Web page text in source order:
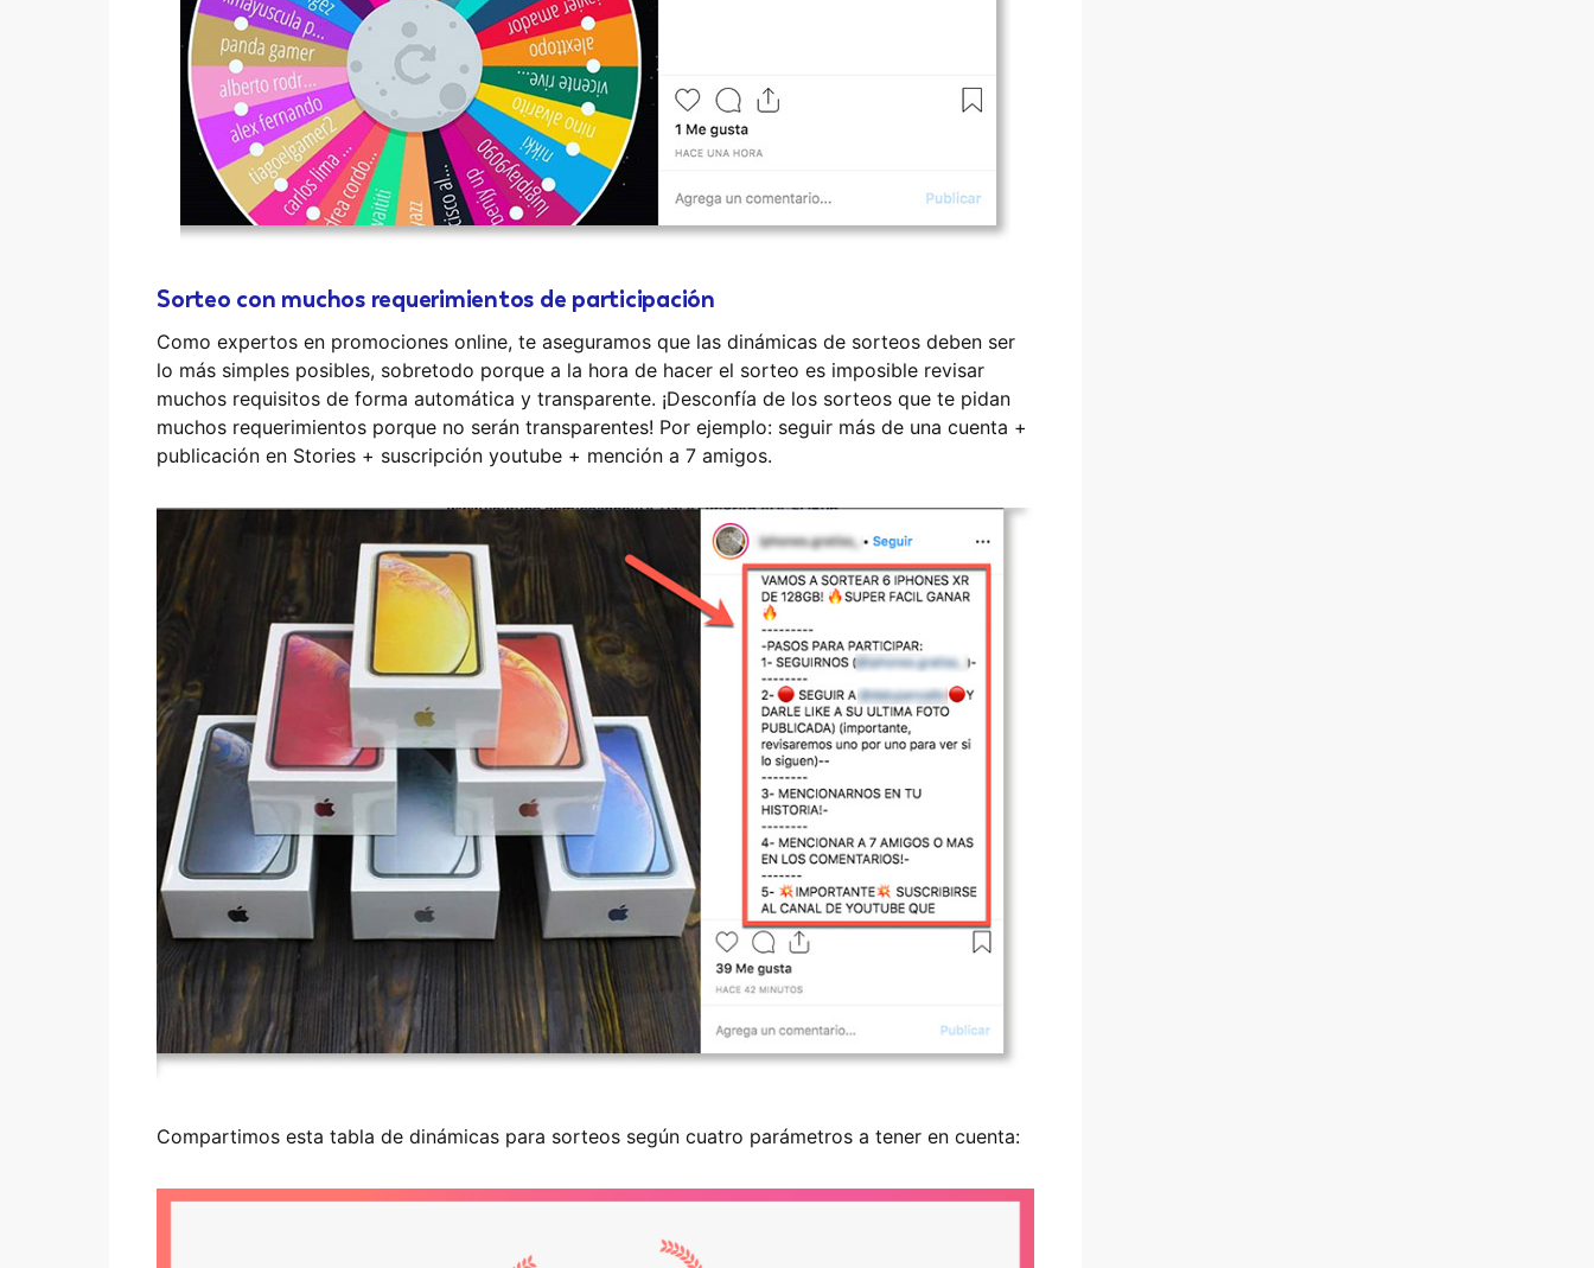
Sorteo con muchos requerimientos de participación
Como expertos en promociones online, te aseguramos que las dinámicas de sorteos deben ser
lo más simples posibles, sobretodo porque a la hora de hacer el sorteo es imposible revisar
muchos requisitos de forma automática y transparente. ¡Desconfía de los sorteos que te pidan
muchos requerimientos porque no serán transparentes! Por ejemplo: seguir más de una cuenta +
publicación en Stories + suscripción youtube + mención a 7 amigos.
Compartimos esta tabla de dinámicas para sorteos según cuatro parámetros a tener en cuenta: